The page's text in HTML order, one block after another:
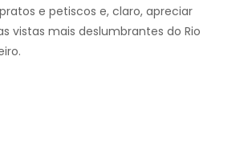
e petiscos e, claro, apreciar
vistas mais deslumbrantes do Rio